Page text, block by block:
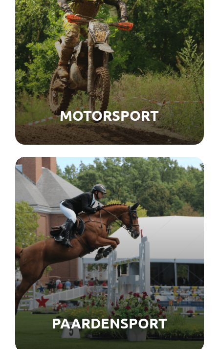
MOTORSPORT
PAARDENSPORT